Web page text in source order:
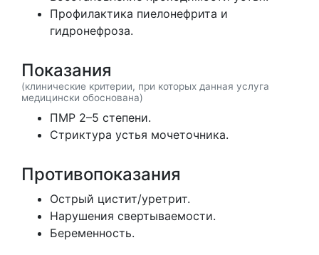
Профилактика пиелонефрита и
гидронефроза.
Показания
(клинические критерии, при которых данная услуга
медицински обоснована)
ПМР 2–5 степени.
Стриктура устья мочеточника.
Противопоказания
Острый цистит/уретрит.
Нарушения свертываемости.
Беременность.